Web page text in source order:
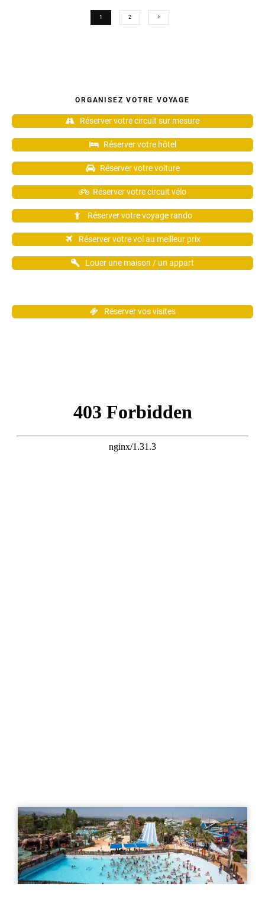
1 2
ORGANISEZ VOTRE VOYAGE
Réserver votre circuit sur mesure
Réserver votre hôtel
Réserver votre voiture
Réserver votre circuit vélo
Réserver votre voyage rando
Réserver votre vol au meilleur prix
Louer une maison / un appart
Réserver vos visites